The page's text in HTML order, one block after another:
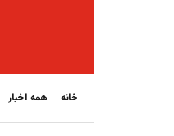
خانه همه اخبار